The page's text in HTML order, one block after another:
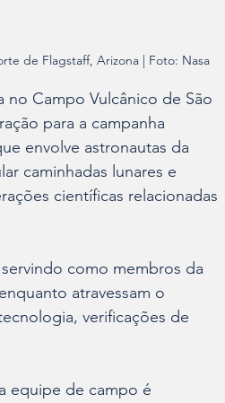
de Flagstaff, Arizona | Foto: Nasa
Campo Vulcânico de São
para a campanha
envolve astronautas da
caminhadas lunares e
científicas relacionadas
como membros da
atravessam o
verificações de
equipe de campo é